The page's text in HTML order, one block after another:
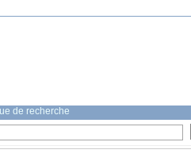
de recherche